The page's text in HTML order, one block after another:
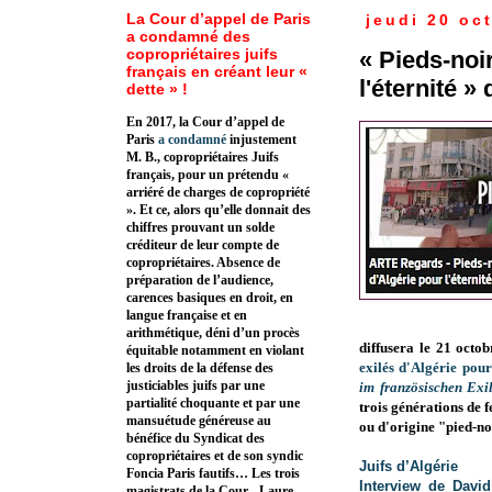
jeudi 20
« Pieds-
l'éternité »
diffusera le 21
exilés d'Algérie
im französischen
trois générations de
ou d'origine "pied-
Juifs d’Algérie
Interview de
La Cour d’appel de Paris
a condamné des
copropriétaires juifs
français en créant leur «
dette » !
En 2017, la Cour d’appel de
Paris a condamné injustement
M. B., copropriétaires Juifs
français, pour un prétendu «
arriéré de charges de copropriété
». Et ce, alors qu’elle donnait des
chiffres prouvant un solde
créditeur de leur compte de
copropriétaires. Absence de
préparation de l’audience,
carences basiques en droit, en
langue française et en
arithmétique, déni d’un procès
équitable notamment en violant
les droits de la défense des
justiciables juifs par une
partialité choquante et par une
mansuétude généreuse au
bénéfice du Syndicat des
copropriétaires et de son syndic
Foncia Paris fautifs… Les trois